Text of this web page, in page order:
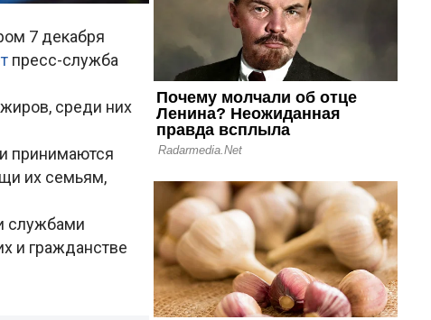
7 декабря
пресс-служба
среди них
принимаются
их семьям,
службами
и гражданстве